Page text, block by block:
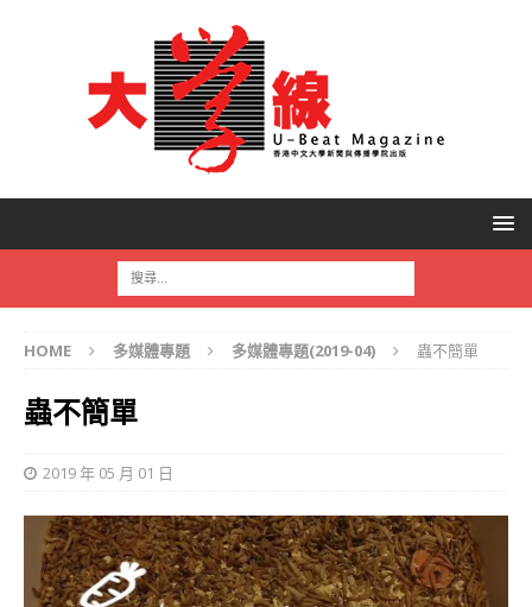
HOME 多媒體專題 多媒體專題(2019-04) 蟲不簡單
蟲不簡單
2019 年 05 月 01 日